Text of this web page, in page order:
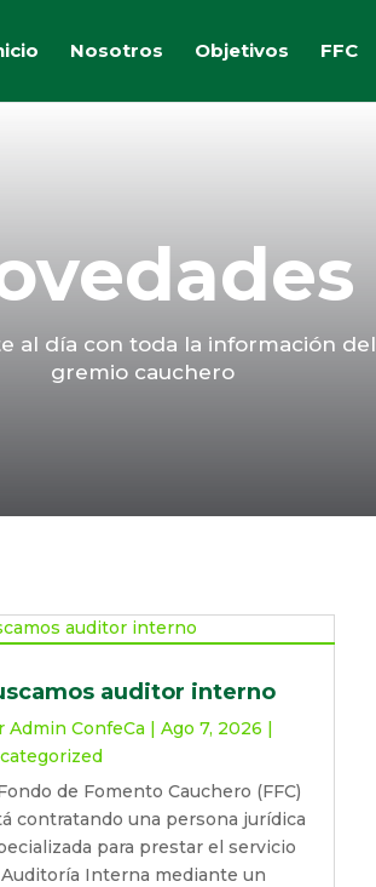
Nosotros Objetivos FFC
al día con toda la información del
gremio cauchero
auditor interno
Admin ConfeCa | Ago 7, 2026 |
de Fomento Cauchero (FFC)
contratando una persona jurídica
para prestar el servicio
Interna mediante un